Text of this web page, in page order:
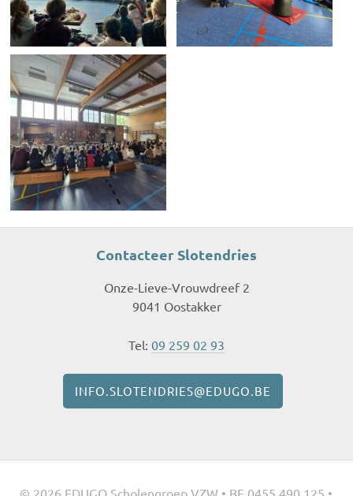
Contacteer Slotendries
Onze-Lieve-Vrouwdreef 2
9041 Oostakker
Tel: 09 259 02 93
INFO.SLOTENDRIES@EDUGO.BE